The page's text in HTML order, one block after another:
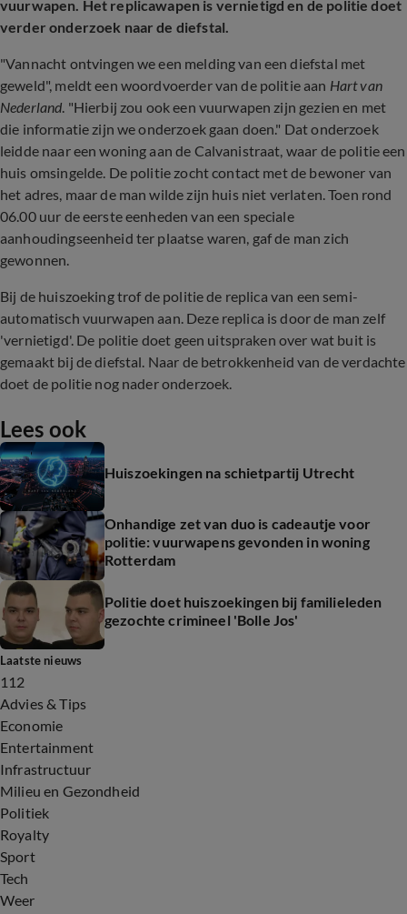
vuurwapen. Het replicawapen is vernietigd en de politie doet
verder onderzoek naar de diefstal.
"Vannacht ontvingen we een melding van een diefstal met
geweld", meldt een woordvoerder van de politie aan Hart van
Nederland. "Hierbij zou ook een vuurwapen zijn gezien en met
die informatie zijn we onderzoek gaan doen." Dat onderzoek
leidde naar een woning aan de Calvanistraat, waar de politie een
huis omsingelde. De politie zocht contact met de bewoner van
het adres, maar de man wilde zijn huis niet verlaten. Toen rond
06.00 uur de eerste eenheden van een speciale
aanhoudingseenheid ter plaatse waren, gaf de man zich
gewonnen.
Bij de huiszoeking trof de politie de replica van een semi-
automatisch vuurwapen aan. Deze replica is door de man zelf
'vernietigd'. De politie doet geen uitspraken over wat buit is
gemaakt bij de diefstal. Naar de betrokkenheid van de verdachte
doet de politie nog nader onderzoek.
Lees ook
Huiszoekingen na schietpartij Utrecht
Onhandige zet van duo is cadeautje voor
politie: vuurwapens gevonden in woning
Rotterdam
Politie doet huiszoekingen bij familieleden
gezochte crimineel 'Bolle Jos'
Laatste nieuws
112
Advies & Tips
Economie
Entertainment
Infrastructuur
Milieu en Gezondheid
Politiek
Royalty
Sport
Tech
Weer